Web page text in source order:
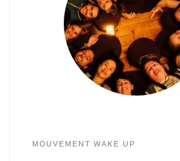
MOUVEMENT WAKE UP